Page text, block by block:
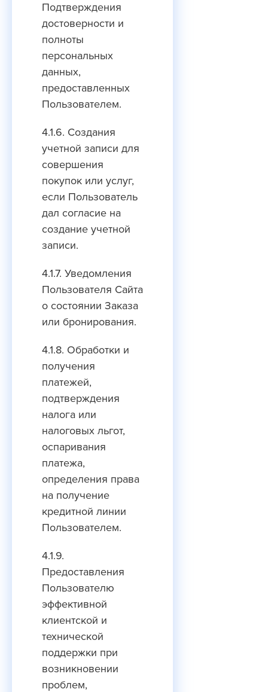
Подтверждения
достоверности и
полноты
персональных
данных,
предоставленных
Пользователем.
4.1.6. Создания
учетной записи для
совершения
покупок или услуг,
если Пользователь
дал согласие на
создание учетной
записи.
4.1.7. Уведомления
Пользователя Сайта
о состоянии Заказа
или бронирования.
4.1.8. Обработки и
получения
платежей,
подтверждения
налога или
налоговых льгот,
оспаривания
платежа,
определения права
на получение
кредитной линии
Пользователем.
4.1.9.
Предоставления
Пользователю
эффективной
клиентской и
технической
поддержки при
возникновении
проблем,